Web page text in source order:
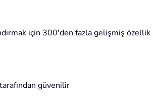
için 300'den fazla gelişmiş özellik
güvenilir